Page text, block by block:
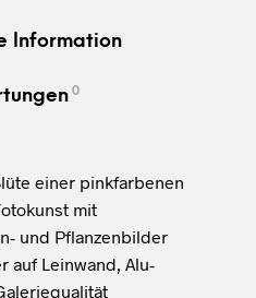
Information
0
einer pinkfarbenen
mit
und Pflanzenbilder
auf Leinwand, Alu-